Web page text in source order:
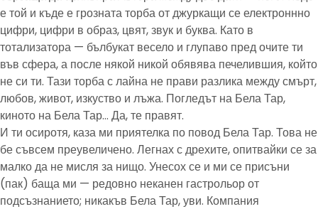
е той и къде е грозната торба от джуркащи се електроннно
цифри, цифри в образ, цвят, звук и буква. Като в
тотализатора — бълбукат весело и глупаво пред очите ти
във сфера, а после някой никой обявява печелившия, който
не си ти. Тази торба с лайна не прави разлика между смърт,
любов, живот, изкуство и лъжа. Погледът на Бела Тар,
киното на Бела Тар… Да, те правят.
И ти осиротя, каза ми приятелка по повод Бела Тар. Това не
бе съвсем преувеличено. Легнах с дрехите, опитвайки се за
малко да не мисля за нищо. Унесох се и ми се присъни
(пак) баща ми — редовно неканен гастрольор от
подсъзнанието; никакъв Бела Тар, уви. Компания